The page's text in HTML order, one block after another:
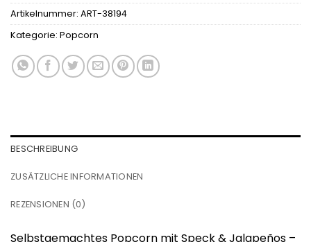
Artikelnummer: ART-38194
Kategorie: Popcorn
BESCHREIBUNG
ZUSÄTZLICHE INFORMATIONEN
REZENSIONEN (0)
Selbstgemachtes Popcorn mit Speck & Jalapeños –